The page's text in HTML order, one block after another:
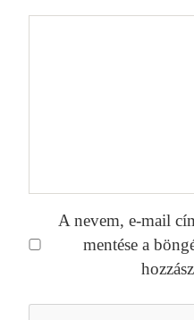
A nevem, e-mail
mentése a